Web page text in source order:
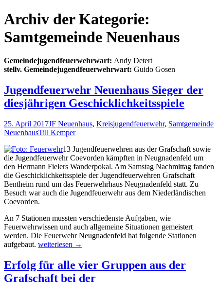
Archiv der Kategorie:
Samtgemeinde Neuenhaus
Gemeindejugendfeuerwehrwart: Andy Detert
stellv. Gemeindejugendfeuerwehrwart: Guido Gosen
Jugendfeuerwehr Neuenhaus Sieger der
diesjährigen Geschicklichkeitsspiele
25. April 2017JF Neuenhaus, Kreisjugendfeuerwehr, Samtgemeinde
NeuenhausTill Kemper
13 Jugendfeuerwehren aus der Grafschaft sowie
die Jugendfeuerwehr Coevorden kämpften in Neugnadenfeld um
den Hermann Fielers Wanderpokal. Am Samstag Nachmittag fanden
die Geschicklichkeitsspiele der Jugendfeuerwehren Grafschaft
Bentheim rund um das Feuerwehrhaus Neugnadenfeld statt. Zu
Besuch war auch die Jugendfeuerwehr aus dem Niederländischen
Coevorden.
An 7 Stationen mussten verschiedenste Aufgaben, wie
Feuerwehrwissen und auch allgemeine Situationen gemeistert
werden. Die Feuerwehr Neugnadenfeld hat folgende Stationen
aufgebaut. Jugendfeuerwehr
Sieger
der
diesjährigen
weiterlesen →
Erfolg für alle vier Gruppen aus der
Grafschaft bei der